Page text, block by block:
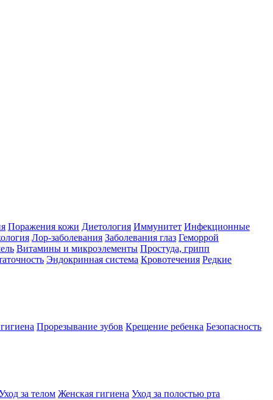
Поражения кожи Диетология Иммунитет Инфекционные
Лор-заболевания Заболевания глаз Геморрой
Витамины и микроэлементы Простуда, грипп
Эндокринная система Кровотечения Редкие
Прорезывание зубов Крещение ребенка Безопасность
за телом Женская гигиена Уход за полостью рта